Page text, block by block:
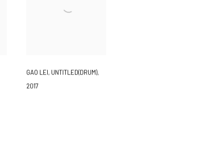
GAO LEI, UNTITLED(DRUM),
2017